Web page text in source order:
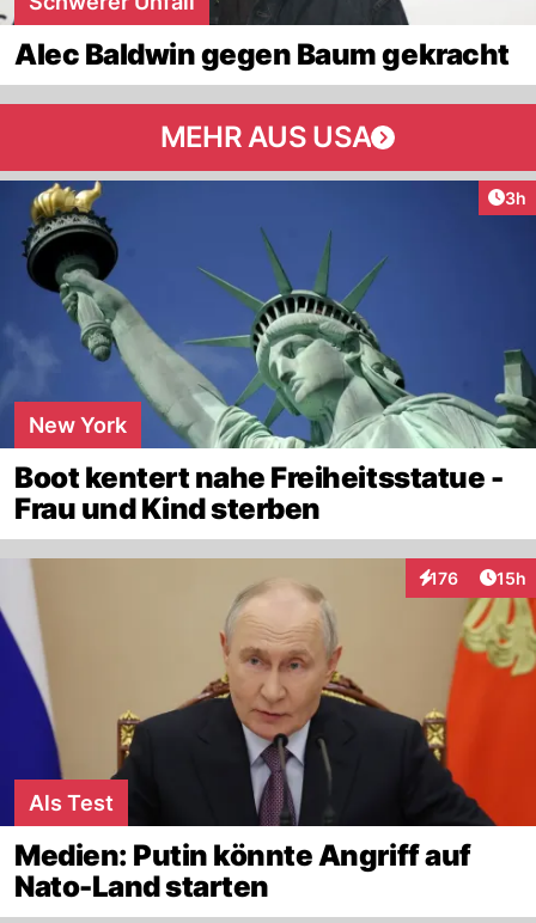
Alec Baldwin gegen Baum gekracht
MEHR AUS USA
3h
New York
Boot kentert nahe Freiheitsstatue -
Frau und Kind sterben
176
Interaktionen
15h
Als Test
Medien: Putin könnte Angriff auf
Nato-Land starten